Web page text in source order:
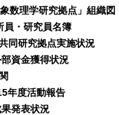
数理学研究拠点」組織図
員・研究員名簿
同研究拠点実施状況
資金獲得状況
年度活動報告
発表状況